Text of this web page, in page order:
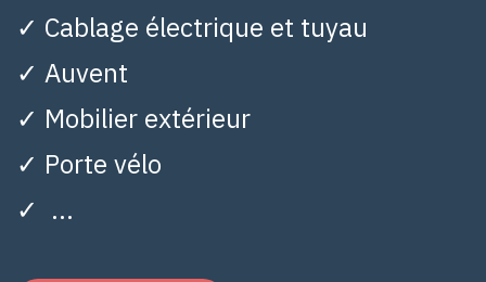
✓ Cablage électrique et tuyau
✓ Auvent
✓ Mobilier extérieur
✓ Porte vélo
✓ ...